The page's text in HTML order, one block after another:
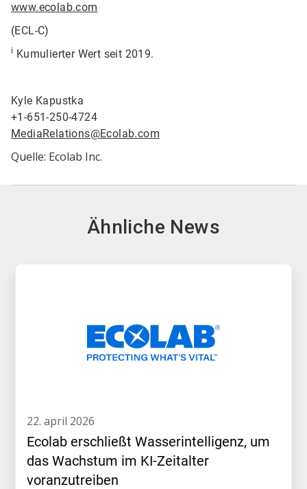
www.ecolab.com
(ECL-C)
i Kumulierter Wert seit 2019.
Kyle Kapustka
+1-651-250-4724
MediaRelations@Ecolab.com
Quelle: Ecolab Inc.
Ähnliche News
22. april 2026
Ecolab erschließt Wasserintelligenz, um
das Wachstum im KI-Zeitalter
voranzutreiben